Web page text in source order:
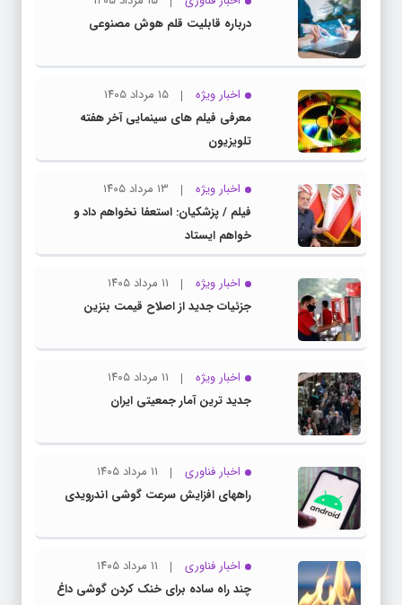
درباره قابلیت قلم هوش مصنوعی
اخبار ویژه
۱۵ مرداد ۱۴۰۵
معرفی فیلم های سینمایی آخر هفته
تلویزیون
اخبار ویژه
۱۳ مرداد ۱۴۰۵
فیلم / پزشکیان: استعفا نخواهم داد و
خواهم ایستاد
اخبار ویژه
۱۱ مرداد ۱۴۰۵
جزئیات جدید از اصلاح قیمت بنزین
اخبار ویژه
۱۱ مرداد ۱۴۰۵
جدید ترین آمار جمعیتی ایران
اخبار فناوری
۱۱ مرداد ۱۴۰۵
راههای افزایش سرعت گوشی اندرویدی
اخبار فناوری
۱۱ مرداد ۱۴۰۵
چند راه‌ ساده برای خنک کردن گوشی داغ